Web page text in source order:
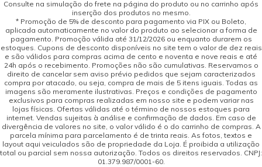
Consulte na simulação do frete na página do produto ou no carrinho após
inserção dos produtos no mesmo.
* Promoção de 5% de desconto para pagamento via PIX ou Boleto,
aplicada automaticamente no valor do produto ao selecionar a forma de
pagamento. Promoção válida até 31/12/2026 ou enquanto durarem os
estoques. Cupons de desconto disponíveis no site tem o valor de dez reais
e são válidos para compras acima de cento e noventa e nove reais e até
24h após o recebimento. Promoções não são cumulativas. Reservamos o
direito de cancelar sem aviso prévio pedidos que sejam caracterizados
compra por atacado, ou seja, compra de mais de 5 itens iguais. Todas as
imagens são meramente ilustrativas. Preços e condições de pagamento
exclusivos para compras realizadas em nosso site e podem variar nas
lojas físicas. Ofertas válidas até o término de nossos estoques para
internet. Vendas sujeitas à análise e confirmação de dados. Em caso de
divergência de valores no site, o valor válido é o do carrinho de compras. A
parcela mínima para parcelamento é de trinta reais. As fotos, textos e
layout aqui veiculados são de propriedade da Loja. É proibida a utilização
total ou parcial sem nossa autorização. Todos os direitos reservados. CNPJ:
01.379.987/0001-60.